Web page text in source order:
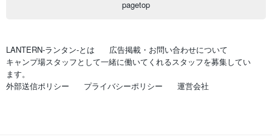
pagetop
LANTERN-ランタン-とは
広告掲載・お問い合わせについて
キャンプ場スタッフとして一緒に働いてくれるスタッフを募集してい
ます。
外部送信ポリシー
プライバシーポリシー 運営会社